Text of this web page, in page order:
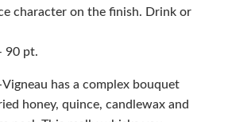
character on the finish. Drink or
90 pt.
has a complex bouquet
honey, quince, candlewax and